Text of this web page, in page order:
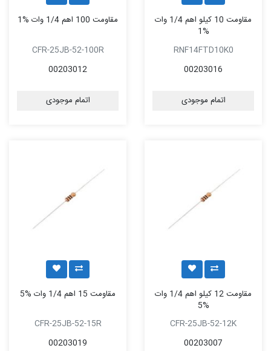
مقاومت 10 کیلو اهم 1/4 وات
%1
RNF14FTD10K0
00203016
اتمام موجودی
مقاومت 100 اهم 1/4 وات %1
CFR-25JB-52-100R
00203012
اتمام موجودی
مقاومت 12 کیلو اهم 1/4 وات
%5
CFR-25JB-52-12K
00203007
مقاومت 15 اهم 1/4 وات %5
CFR-25JB-52-15R
00203019